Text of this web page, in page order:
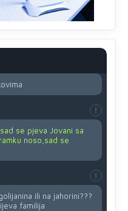
se pjeva Jovani sa
noso,sad se
ili na jahorini???
familija